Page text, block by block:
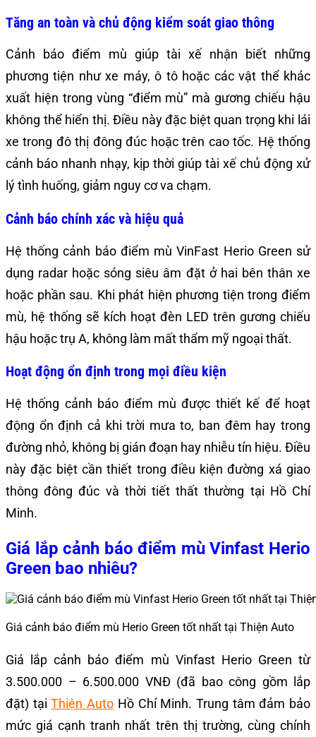
Tăng an toàn và chủ động kiểm soát giao thông
Cảnh báo điểm mù giúp tài xế nhận biết những
phương tiện như xe máy, ô tô hoặc các vật thể khác
xuất hiện trong vùng “điểm mù” mà gương chiếu hậu
không thể hiển thị. Điều này đặc biệt quan trọng khi lái
xe trong đô thị đông đúc hoặc trên cao tốc. Hệ thống
cảnh báo nhanh nhạy, kịp thời giúp tài xế chủ động xử
lý tình huống, giảm nguy cơ va chạm.
Cảnh báo chính xác và hiệu quả
Hệ thống cảnh báo điểm mù VinFast Herio Green sử
dụng radar hoặc sóng siêu âm đặt ở hai bên thân xe
hoặc phần sau. Khi phát hiện phương tiện trong điểm
mù, hệ thống sẽ kích hoạt đèn LED trên gương chiếu
hậu hoặc trụ A, không làm mất thẩm mỹ ngoại thất.
Hoạt động ổn định trong mọi điều kiện
Hệ thống cảnh báo điểm mù được thiết kế để hoạt
động ổn định cả khi trời mưa to, ban đêm hay trong
đường nhỏ, không bị gián đoạn hay nhiễu tín hiệu. Điều
này đặc biệt cần thiết trong điều kiện đường xá giao
thông đông đúc và thời tiết thất thường tại Hồ Chí
Minh.
Giá lắp cảnh báo điểm mù Vinfast Herio
Green bao nhiêu?
Giá cảnh báo điểm mù Herio Green tốt nhất tại Thiện Auto
Giá lắp cảnh báo điểm mù Vinfast Herio Green từ
3.500.000 – 6.500.000 VNĐ (đã bao công gồm lắp
đặt) tạiThiện Auto Hồ Chí Minh. Trung tâm đảm bảo
mức giá cạnh tranh nhất trên thị trường, cùng chính